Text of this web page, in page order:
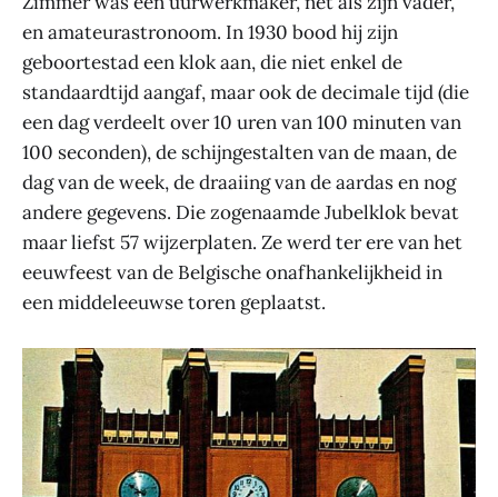
en amateurastronoom. In 1930 bood hij zijn
geboortestad een klok aan, die niet enkel de
standaardtijd aangaf, maar ook de decimale tijd (die
een dag verdeelt over 10 uren van 100 minuten van
100 seconden), de schijngestalten van de maan, de
dag van de week, de draaiing van de aardas en nog
andere gegevens. Die zogenaamde Jubelklok bevat
maar liefst 57 wijzerplaten. Ze werd ter ere van het
eeuwfeest van de Belgische onafhankelijkheid in
een middeleeuwse toren geplaatst.